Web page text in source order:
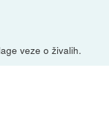
veze o živalih.